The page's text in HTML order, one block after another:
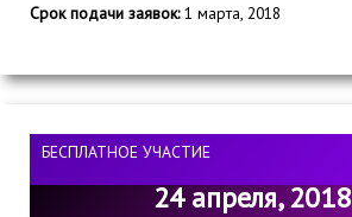
Срок подачи заявок:1 марта, 2018
БЕСПЛАТНОЕ УЧАСТИЕ
24 апреля, 2018